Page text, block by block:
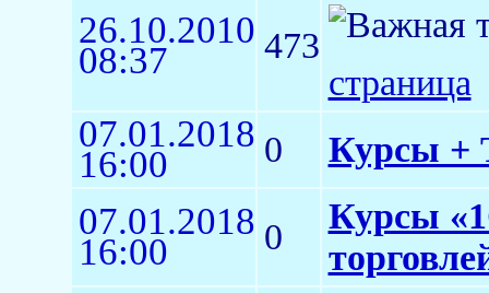
26.10.2010
08:37
473
страница
07.01.2018
16:00 0 Курсы +
07.01.2018
16:00 0
Курсы